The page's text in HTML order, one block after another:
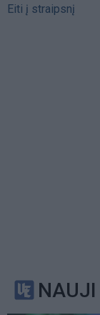
Eiti į straipsnį
NAUJI